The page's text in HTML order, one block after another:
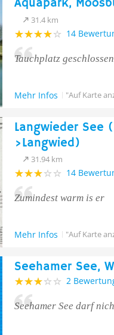
Aquapark,
31.4 km
14
Tauchplatz geschlossen
Mehr Infos "Auf Karte
Langwieder See
>Langwied)
31.94 km
14
Zumindest warm is er
Mehr Infos "Auf Karte
Seehamer See,
2
Seehamer See darf